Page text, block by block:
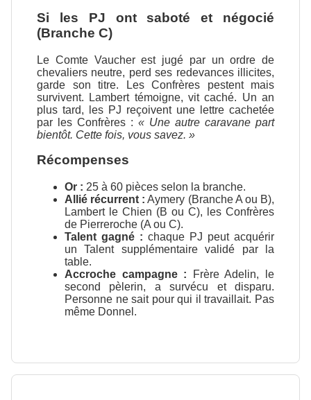
Si les PJ ont saboté et négocié
(Branche C)
Le Comte Vaucher est jugé par un ordre de
chevaliers neutre, perd ses redevances illicites,
garde son titre. Les Confrères pestent mais
survivent. Lambert témoigne, vit caché. Un an
plus tard, les PJ reçoivent une lettre cachetée
par les Confrères : « Une autre caravane part
bientôt. Cette fois, vous savez. »
Récompenses
Or : 25 à 60 pièces selon la branche.
Allié récurrent : Aymery (Branche A ou B),
Lambert le Chien (B ou C), les Confrères
de Pierreroche (A ou C).
Talent gagné : chaque PJ peut acquérir
un Talent supplémentaire validé par la
table.
Accroche campagne : Frère Adelin, le
second pèlerin, a survécu et disparu.
Personne ne sait pour qui il travaillait. Pas
même Donnel.